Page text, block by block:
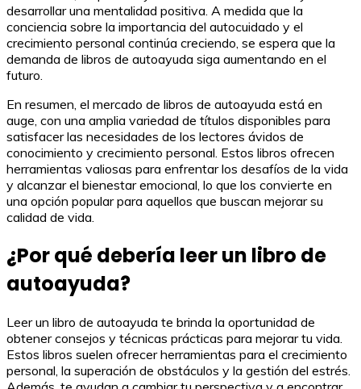
desarrollar una mentalidad positiva. A medida que la
conciencia sobre la importancia del autocuidado y el
crecimiento personal continúa creciendo, se espera que la
demanda de libros de autoayuda siga aumentando en el
futuro.
En resumen, el mercado de libros de autoayuda está en
auge, con una amplia variedad de títulos disponibles para
satisfacer las necesidades de los lectores ávidos de
conocimiento y crecimiento personal. Estos libros ofrecen
herramientas valiosas para enfrentar los desafíos de la vida
y alcanzar el bienestar emocional, lo que los convierte en
una opción popular para aquellos que buscan mejorar su
calidad de vida.
¿Por qué debería leer un libro de
autoayuda?
Leer un libro de autoayuda te brinda la oportunidad de
obtener consejos y técnicas prácticas para mejorar tu vida.
Estos libros suelen ofrecer herramientas para el crecimiento
personal, la superación de obstáculos y la gestión del estrés.